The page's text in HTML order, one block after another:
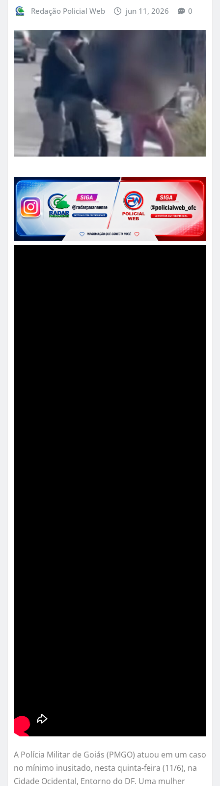
Redação Policial Web jun 11, 2026 0
A Polícia Militar de Goiás (PMGO) atuou em um caso
no mínimo inusitado, nesta quinta-feira (11/6), na
Cidade Ocidental, Entorno do DF. Uma mulher